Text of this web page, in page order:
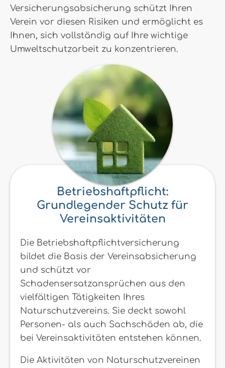
Versicherungsabsicherung schützt Ihren
Verein vor diesen Risiken und ermöglicht es
Ihnen, sich vollständig auf Ihre wichtige
Umweltschutzarbeit zu konzentrieren.
Betriebshaftpflicht:
Grundlegender Schutz für
Vereinsaktivitäten
Die Betriebshaftpflichtversicherung
bildet die Basis der Vereinsabsicherung
und schützt vor
Schadensersatzansprüchen aus den
vielfältigen Tätigkeiten Ihres
Naturschutzvereins. Sie deckt sowohl
Personen- als auch Sachschäden ab, die
bei Vereinsaktivitäten entstehen können.
Die Aktivitäten von Naturschutzvereinen